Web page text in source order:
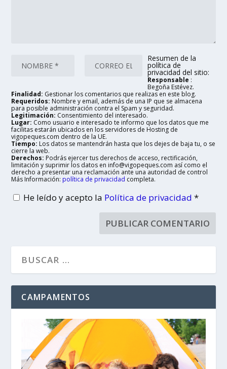
Resumen de la
política de
privacidad del sitio:
Responsable :
Begoña Estévez.
Finalidad: Gestionar los comentarios que realizas en este blog.
Requeridos: Nombre y email, además de una IP que se almacena
para posible administración contra el Spam y seguridad.
Legitimación: Consentimiento del interesado.
Lugar: Como usuario e interesado te informo que los datos que me
facilitas estarán ubicados en los servidores de Hosting de
vigopeques.com dentro de la UE.
Tiempo: Los datos se mantendrán hasta que los dejes de baja tu, o se
cierre la web.
Derechos: Podrás ejercer tus derechos de acceso, rectificación,
limitación y suprimir los datos en info@vigopeques.com así como el
derecho a presentar una reclamación ante una autoridad de control
Más Información: política de privacidad completa.
He leído y acepto la Política de privacidad*
CAMPAMENTOS